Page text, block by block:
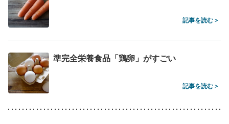
記事を読む >
準完全栄養食品「鶏卵」がすごい
記事を読む >